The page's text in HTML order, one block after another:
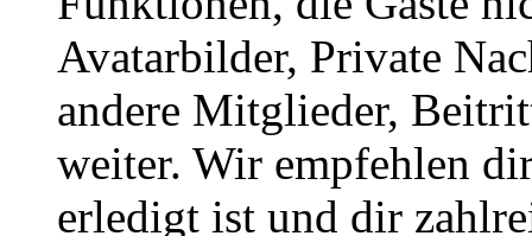
Avatarbilder, Private
andere Mitglieder,
weiter. Wir empfehlen
erledigt ist und dir